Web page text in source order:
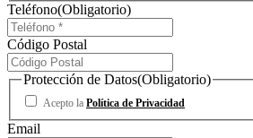
Teléfono(Obligatorio)
Código Postal
Protección de Datos(Obligatorio)
Acepto la Política de Privacidad
Email